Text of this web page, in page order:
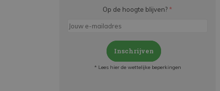
Op de hoogte blijven? *
Inschrijven
* Lees hier de wettelijke beperkingen